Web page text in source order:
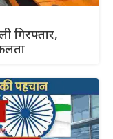
गिरफ्तार,